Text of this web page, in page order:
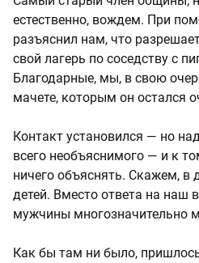
естественно, вождем. При
разъяснил нам, что
свой лагерь по соседству с
Благодарные, мы, в свою
мачете, которым он остался
Контакт установился — но
всего необъяснимого — и к
ничего объяснять. Скажем, в
детей. Вместо ответа на наш
мужчины многозначительно
Как бы там ни было,